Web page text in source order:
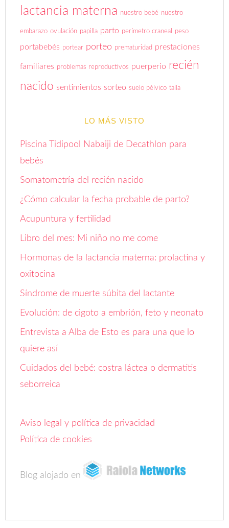
lactancia materna nuestro bebé nuestro
embarazo ovulación papilla parto perímetro craneal peso
portabebés portear porteo prematuridad prestaciones
familiares problemas reproductivos puerperio recién
nacido sentimientos sorteo suelo pélvico talla
LO MÁS VISTO
Piscina Tidipool Nabaiji de Decathlon para
bebés
Somatometría del recién nacido
¿Cómo calcular la fecha probable de parto?
Acupuntura y fertilidad
Libro del mes: Mi niño no me come
Hormonas de la lactancia materna: prolactina y
oxitocina
Síndrome de muerte súbita del lactante
Evolución: de cigoto a embrión, feto y neonato
Entrevista a Alba de Esto es para una que lo
quiere así
Cuidados del bebé: costra láctea o dermatitis
seborreica
Aviso legal y política de privacidad
Política de cookies
Blog alojado en